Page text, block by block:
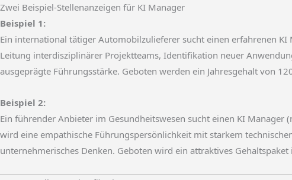
Zwei Beispiel-Stellenanzeigen für KI Manager
Beispiel 1:
Ein international tätiger Automobilzulieferer sucht einen erfahrenen
Leitung interdisziplinärer Projektteams, Identifikation neuer
ausgeprägte Führungsstärke. Geboten werden ein Jahresgehalt von
Beispiel 2:
Ein führender Anbieter im Gesundheitswesen sucht einen KI
wird eine empathische Führungspersönlichkeit mit starkem
unternehmerisches Denken. Geboten wird ein attraktives